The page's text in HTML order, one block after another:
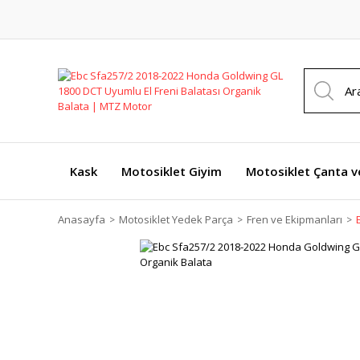
Kask Motosiklet Giyim Motosiklet Çanta
Anasayfa Motosiklet Yedek Parça Fren ve Ekipmanları